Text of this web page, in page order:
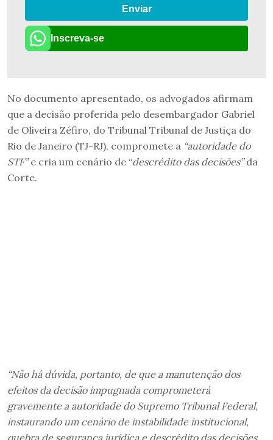
Enviar
Inscreva-se
No documento apresentado, os advogados afirmam
que a decisão proferida pelo desembargador Gabriel
de Oliveira Zéfiro, do Tribunal Tribunal de Justiça do
Rio de Janeiro (TJ-RJ), compromete a “autoridade do
STF”e cria um cenário de “descrédito das decisões”da
Corte.
“Não há dúvida, portanto, de que a manutenção dos
efeitos da decisão impugnada comprometerá
gravemente a autoridade do Supremo Tribunal Federal,
instaurando um cenário de instabilidade institucional,
quebra de segurança jurídica e descrédito das decisões